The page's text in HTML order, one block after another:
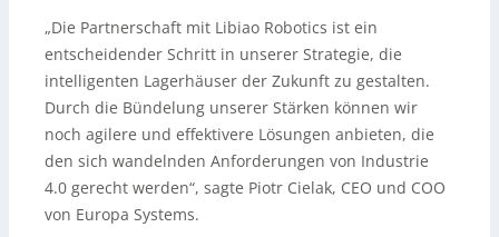
„Die Partnerschaft mit Libiao Robotics ist ein
entscheidender Schritt in unserer Strategie, die
intelligenten Lagerhäuser der Zukunft zu gestalten.
Durch die Bündelung unserer Stärken können wir
noch agilere und effektivere Lösungen anbieten, die
den sich wandelnden Anforderungen von Industrie
4.0 gerecht werden“, sagte Piotr Cielak, CEO und COO
von Europa Systems.